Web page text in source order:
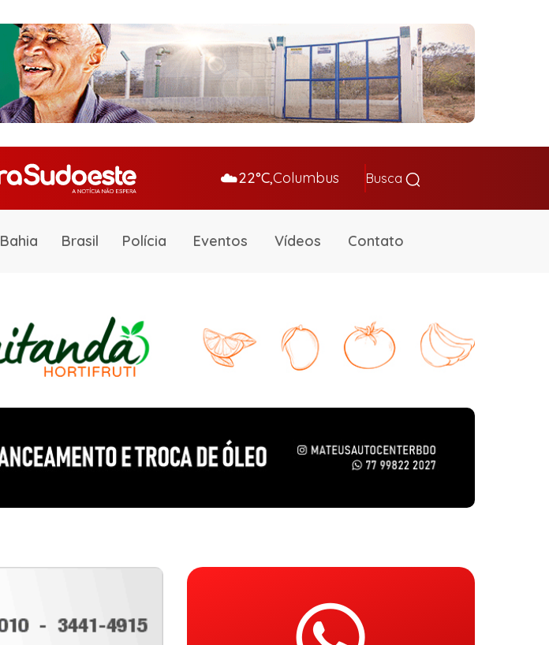
☁️22°C,Columbus Busca
Bahia Brasil Polícia Eventos Vídeos Contato